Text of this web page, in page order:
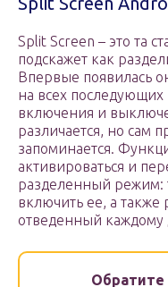
Split Screen – это та
подскажет как
Впервые появилась
на всех
включения и
различается, но сам
запоминается.
активироваться и
разделенный режим:
включить ее, а также
отведенный каждому
Обратите